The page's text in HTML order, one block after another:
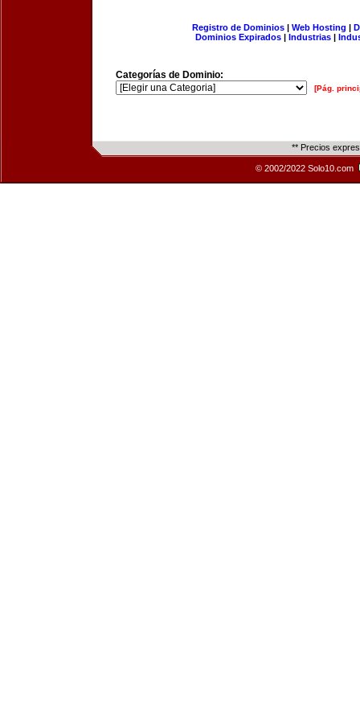
Registro de Dominios| Web Hosting |
Dominios Expirados | Industrias |
Categorías de Dominio:
[Pág.
** Precios
© 2002/2022 Solo10.com